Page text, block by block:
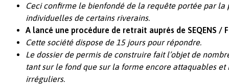
Ceci confirme le bienfondé de la requête portée par la
individuelles de certains riverains.
A lancé une procédure de retrait auprés de SEQENS /
Cette société dispose de 15 jours pour répondre.
Le dossier de permis de construire fait l’objet de
tant sur le fond que sur la forme encore attaquables
irréguliers.